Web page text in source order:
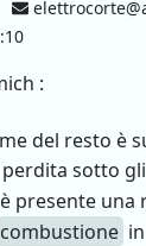
:
del resto è
sotto gli
presente una
combustione